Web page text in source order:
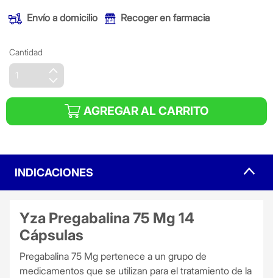
Envío a domicilio Recoger en farmacia
Cantidad
AGREGAR AL CARRITO
INDICACIONES
Yza Pregabalina 75 Mg 14
Cápsulas
Pregabalina 75 Mg pertenece a un grupo de
medicamentos que se utilizan para el tratamiento de la